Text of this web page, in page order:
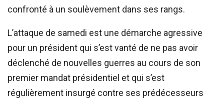
confronté à un soulèvement dans ses rangs.
L’attaque de samedi est une démarche agressive
pour un président qui s’est vanté de ne pas avoir
déclenché de nouvelles guerres au cours de son
premier mandat présidentiel et qui s’est
régulièrement insurgé contre ses prédécesseurs